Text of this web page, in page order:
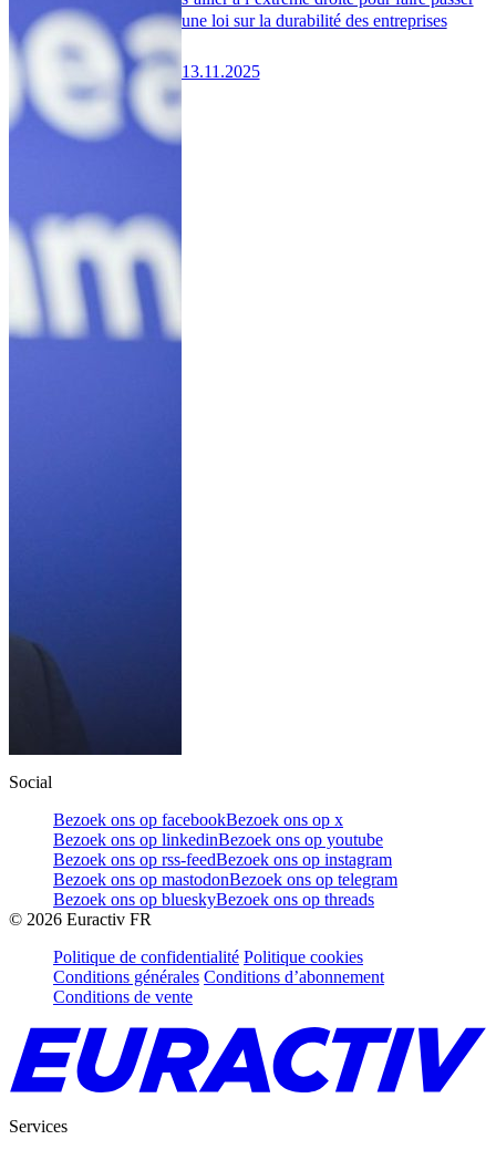
une loi sur la durabilité des entreprises
13.11.2025
Social
Bezoek ons op facebookBezoek ons op x
Bezoek ons op linkedinBezoek ons op youtube
Bezoek ons op rss-feedBezoek ons op instagram
Bezoek ons op mastodonBezoek ons op telegram
Bezoek ons op blueskyBezoek ons op threads
© 2026 Euractiv FR
Politique de confidentialité Politique cookies
Conditions générales Conditions d’abonnement
Conditions de vente
Services